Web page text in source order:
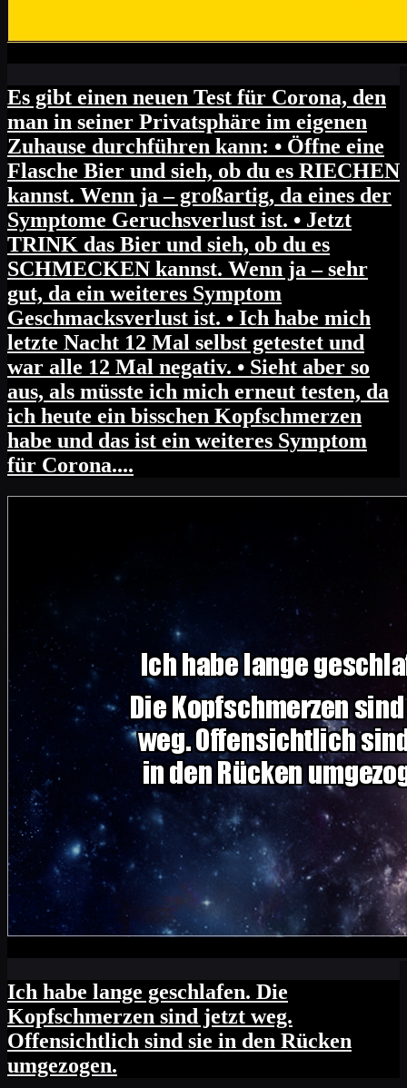
Es gibt einen neuen Test für Corona, den
man in seiner Privatsphäre im eigenen
Zuhause durchführen kann: • Öffne eine
Flasche Bier und sieh, ob du es RIECHEN
kannst. Wenn ja – großartig, da eines der
Symptome Geruchsverlust ist. • Jetzt
TRINK das Bier und sieh, ob du es
SCHMECKEN kannst. Wenn ja – sehr
gut, da ein weiteres Symptom
Geschmacksverlust ist. • Ich habe mich
letzte Nacht 12 Mal selbst getestet und
war alle 12 Mal negativ. • Sieht aber so
aus, als müsste ich mich erneut testen, da
ich heute ein bisschen Kopfschmerzen
habe und das ist ein weiteres Symptom
für Corona....
Ich habe lange geschlafen. Die
Kopfschmerzen sind jetzt weg.
Offensichtlich sind sie in den Rücken
umgezogen.